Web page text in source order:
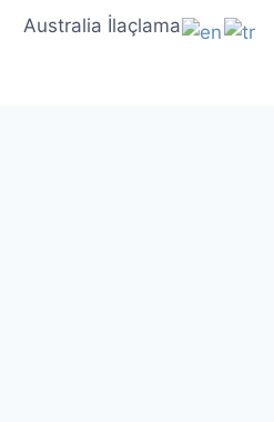
Australia İlaçlama